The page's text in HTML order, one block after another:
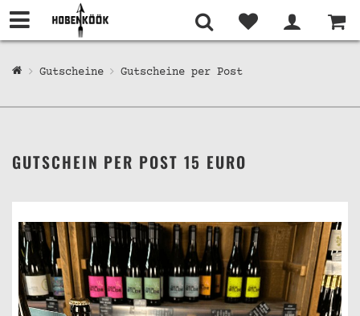
Gutscheine Gutscheine per Post
GUTSCHEIN PER POST 15 EURO